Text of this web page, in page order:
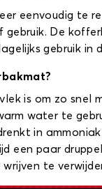
eenvoudig te
gebruik. De
gebruik in
is om zo snel
water te
in
een paar
te